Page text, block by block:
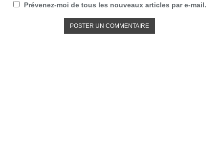
Prévenez-moi de tous les nouveaux articles par e-mail.